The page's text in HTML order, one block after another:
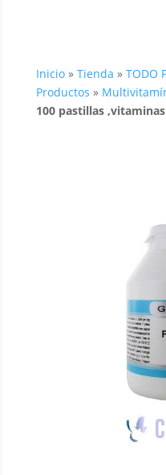
Inicio» Tienda » TODO
Productos »
100 pastillas